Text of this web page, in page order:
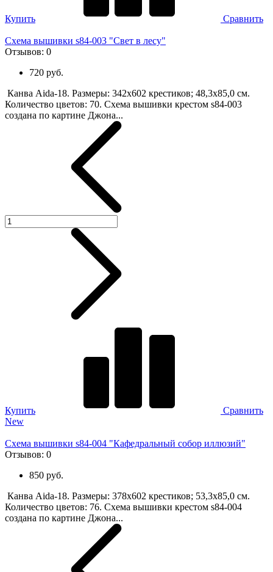
Купить Сравнить
Схема вышивки s84-003 "Свет в лесу"
Отзывов: 0
720 руб.
Канва Aida-18. Размеры: 342х602 крестиков; 48,3х85,0 см.
Количество цветов: 70. Схема вышивки крестом s84-003
создана по картине Джона...
Купить
Сравнить
New
Схема вышивки s84-004 "Кафедральный собор иллюзий"
Отзывов: 0
850 руб.
Канва Aida-18. Размеры: 378х602 крестиков; 53,3х85,0 см.
Количество цветов: 76. Схема вышивки крестом s84-004
создана по картине Джона...